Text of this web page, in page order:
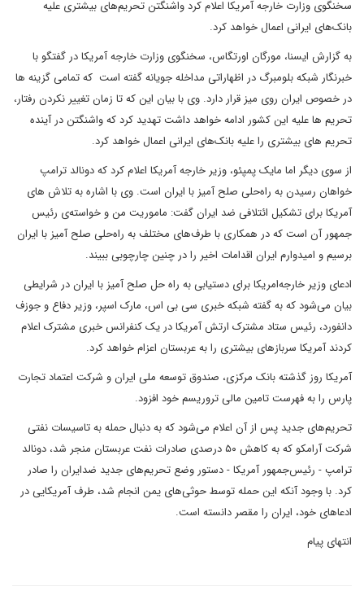
سخنگوی وزارت خارجه آمریکا اعلام کرد واشنگتن تحریم‌های بیشتری علیه
بانک‌های ایرانی اعمال خواهد کرد.
به گزارش ایسنا، مورگان اورتگاس، سخنگوی وزارت خارجه آمریکا در گفتگو با
خبرنگار شبکه بلومبرگ در اظهاراتی مداخله جویانه گفته است که تمامی گزینه ها
در خصوص ایران روی میز قرار دارد. وی با بیان این که تا زمان تغییر نکردن رفتار،
تحریم ها علیه این کشور ادامه خواهد داشت تهدید کرد که واشنگتن در آینده
تحریم های بیشتری را علیه بانک‌های ایرانی اعمال خواهد کرد.
از سوی دیگر اما مایک پمپئو، وزیر خارجه آمریکا اعلام کرد که دونالد ترامپ
خواهان رسیدن به راه‌حلی صلح آمیز با ایران است. وی با اشاره به تلاش های
آمریکا برای تشکیل ائتلافی ضد ایران گفت: ماموریت من و خواسته‌ی رئیس
جمهور آن است که در همکاری با طرف‌های مختلف به راه‌حلی صلح آمیز با ایران
برسیم و امیدوارم ایران اقدامات اخیر را در چنین چارچوبی ببیند.
ادعای وزیر خارجه‌امریکا برای دستیابی به راه حل صلح آمیز با ایران در شرایطی
بیان می‌شود که به گفته شبکه خبری سی بی اس، مارک اسپر، وزیر دفاع و جوزف
دانفورد، رئیس ستاد مشترک ارتش آمریکا در یک کنفرانس خبری مشترک اعلام
کردند آمریکا سربازهای بیشتری را به عربستان اعزام خواهد کرد.
آمریکا روز گذشته بانک مرکزی، صندوق توسعه ملی ایران و شرکت اعتماد تجارت
پارس را به فهرست تامین مالی تروریسم خود افزود.
تحریم‌های جدید پس از آن اعلام می‌شود که به دنبال حمله به تاسیسات نفتی
شرکت آرامکو که به کاهش ۵۰ درصدی صادرات نفت عربستان منجر شد، دونالد
ترامپ - رئیس‌جمهور آمریکا - دستور وضع تحریم‌های جدید ضدایران را صادر
کرد. با وجود آنکه این حمله توسط حوثی‌های یمن انجام شد، طرف آمریکایی در
ادعاهای خود، ایران را مقصر دانسته است.
انتهای پیام